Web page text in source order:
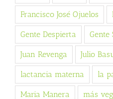
Francisco José Ojuelos
Gente Despierta Gente
Juan Revenga Julio
lactancia materna la
Maria Manera más